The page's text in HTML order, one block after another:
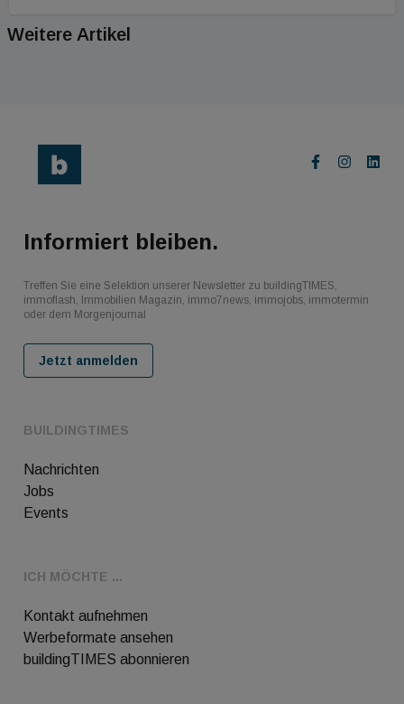
Weitere Artikel
BUILDINGTIMES
Nachrichten
Jobs
Events
ICH MÖCHTE ...
Kontakt aufnehmen
Werbeformate ansehen
buildingTIMES abonnieren
Informiert bleiben.
Treffen Sie eine Selektion unserer Newsletter zu buildingTIMES,
immoflash, Immobilien Magazin, immo7news, immojobs, immotermin
oder dem Morgenjournal
Jetzt anmelden